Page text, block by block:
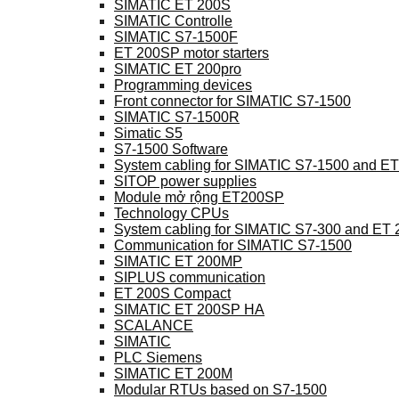
SIMATIC ET 200S
SIMATIC Controlle
SIMATIC S7-1500F
ET 200SP motor starters
SIMATIC ET 200pro
Programming devices
Front connector for SIMATIC S7-1500
SIMATIC S7-1500R
Simatic S5
S7-1500 Software
System cabling for SIMATIC S7-1500 and
SITOP power supplies
Module mở rộng ET200SP
Technology CPUs
System cabling for SIMATIC S7-300 and ET
Communication for SIMATIC S7-1500
SIMATIC ET 200MP
SIPLUS communication
ET 200S Compact
SIMATIC ET 200SP HA
SCALANCE
SIMATIC
PLC Siemens
SIMATIC ET 200M
Modular RTUs based on S7-1500